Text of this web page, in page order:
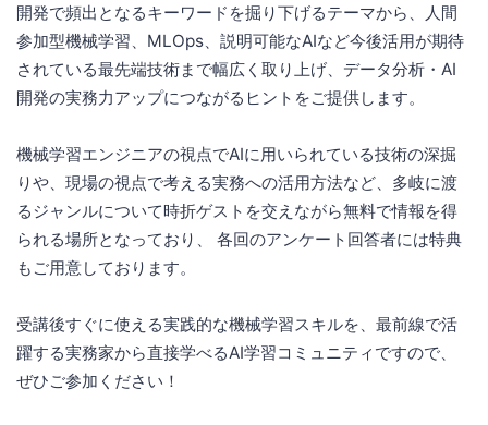
開発で頻出となるキーワードを掘り下げるテーマから、人間
参加型機械学習、MLOps、説明可能なAIなど今後活用が期待
されている最先端技術まで幅広く取り上げ、データ分析・AI
開発の実務力アップにつながるヒントをご提供します。
機械学習エンジニアの視点でAIに用いられている技術の深掘
りや、現場の視点で考える実務への活用方法など、多岐に渡
るジャンルについて時折ゲストを交えながら無料で情報を得
られる場所となっており、 各回のアンケート回答者には特典
もご用意しております。
受講後すぐに使える実践的な機械学習スキルを、最前線で活
躍する実務家から直接学べるAI学習コミュニティですので、
ぜひご参加ください！